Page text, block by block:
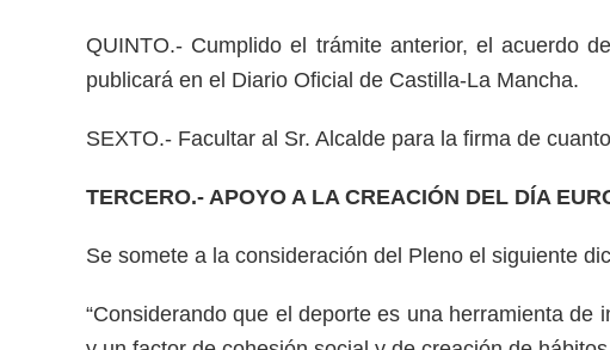
QUINTO.- Cumplido el trámite anterior, el acuerdo
publicará en el Diario Oficial de Castilla-La Mancha.
SEXTO.- Facultar al Sr. Alcalde para la firma de
TERCERO.- APOYO A LA CREACIÓN DEL DÍA
Se somete a la consideración del Pleno el siguiente
“Considerando que el deporte es una herramienta